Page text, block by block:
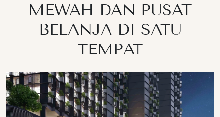
MEWAH DAN PUSAT
BELANJA DI SATU
TEMPAT